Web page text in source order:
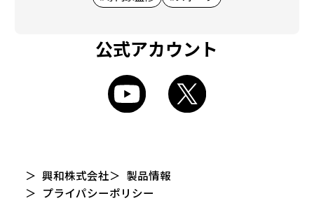
公式アカウント
興和株式会社
製品情報
プライパシーポリシー